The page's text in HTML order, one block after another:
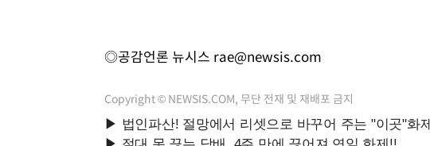
◎공감언론 뉴시스 rae@newsis.com
Copyright © NEWSIS.COM, 무단 전재 및 재배포 금지